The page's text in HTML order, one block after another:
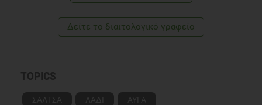
Δείτε το διαιτολογικό γραφείο
TOPICS
ΣΑΛΤΣΑ ΛΑΔΙ ΑΥΓΑ